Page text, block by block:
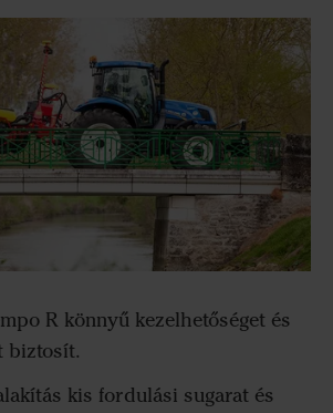
R könnyű kezelhetőséget és
biztosít.
kis fordulási sugarat és